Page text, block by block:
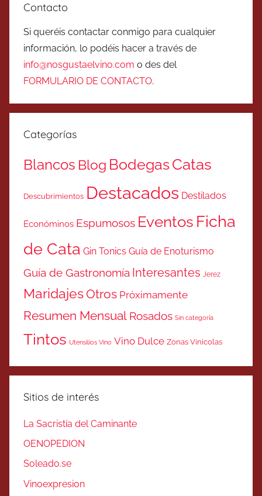
Contacto
Si queréis contactar conmigo para cualquier
información, lo podéis hacer a través de
info@nosgustaelvino.com o des del
FORMULARIO DE CONTACTO.
Categorías
Blancos Blog BodegasCatas
Descubrimientos Destacados Destilados
Económinos Espumosos Eventos Ficha
de Cata Gin Tonics Guía de Enoturismo
Guía de Gastronomía Interesantes Jerez
MaridajesOtros Próximamente
Resumen Mensual Rosados Sin categoría
Tintos Utensilios Vino Vino Dulce Zonas Vinicolas
Sitios de interés
La Sacristía del Caminante
OENOPEDION
Soleado.se
Vinoexpresion